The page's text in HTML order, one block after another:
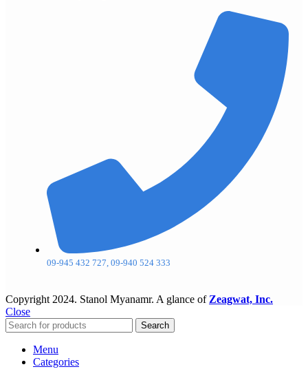
09-945 432 727, 09-940 524 333
Copyright 2024. Stanol Myanamr. A glance of Zeagwat, Inc.
Close
Search
Menu
Categories